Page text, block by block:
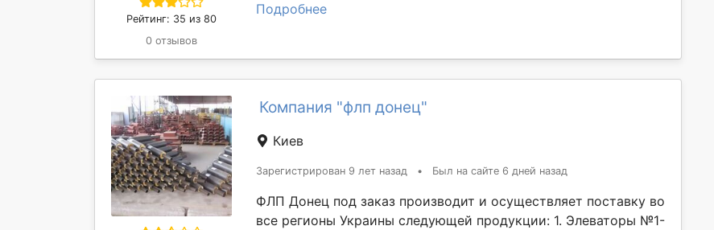
Рейтинг: 35 из 80
0 отзывов
Подробнее
Компания "флп донец"
Киев
Зарегистрирован 9 лет назад • Был на сайте 6 дней назад
ФЛП Донец под заказ производит и осуществляет поставку во
все регионы Украины следующей продукции: 1. Элеваторы №1-